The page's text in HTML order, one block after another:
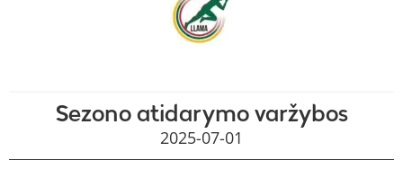
Sezono atidarymo varžybos
2025-07-01